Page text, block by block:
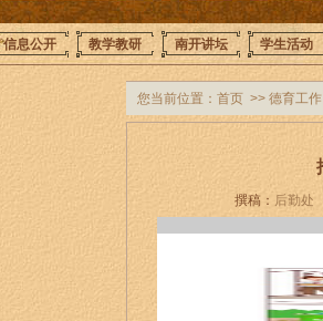
信息公开 教学教研 南开讲坛 学生活动
您当前位置： 首页 >> 德育工作
撰稿： 后勤处